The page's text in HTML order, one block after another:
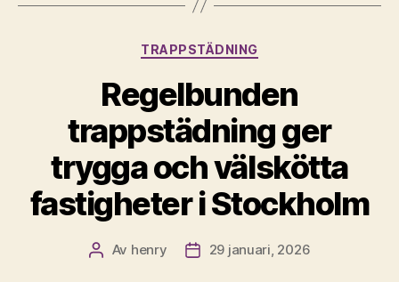
Kategorier
TRAPPSTÄDNING
Regelbunden
trappstädning ger
trygga och välskötta
fastigheter i Stockholm
Inläggsförfattare
Av henry Inläggsdatum
29 januari, 2026